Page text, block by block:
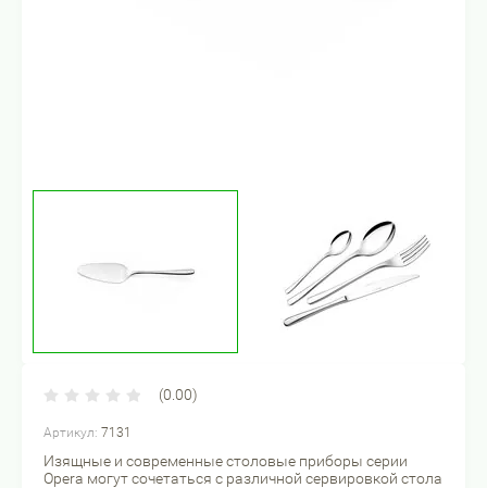
(0.00)
Артикул: 7131
Изящные и современные столовые приборы серии
Opera могут сочетаться с различной сервировкой стола